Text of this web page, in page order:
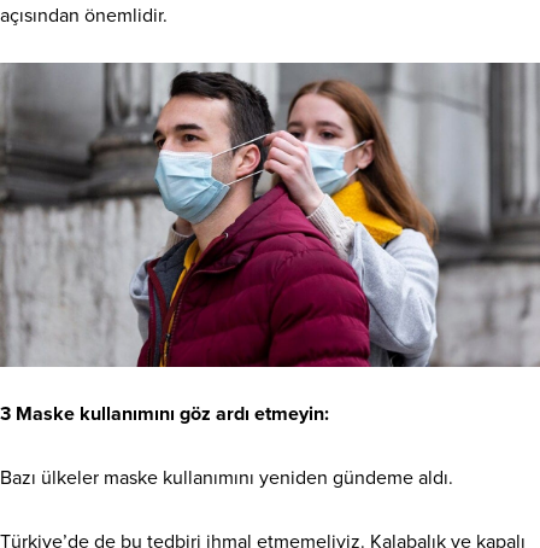
açısından önemlidir.
3 Maske kullanımını göz ardı etmeyin:
Bazı ülkeler maske kullanımını yeniden gündeme aldı.
Türkiye’de de bu tedbiri ihmal etmemeliyiz. Kalabalık ve kapalı